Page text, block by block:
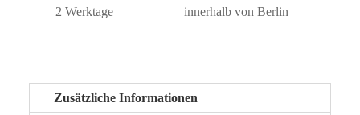
2 Werktage innerhalb von Berlin
Zusätzliche Informationen